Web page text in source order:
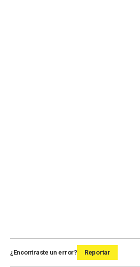
¿Encontraste un error? Reportar